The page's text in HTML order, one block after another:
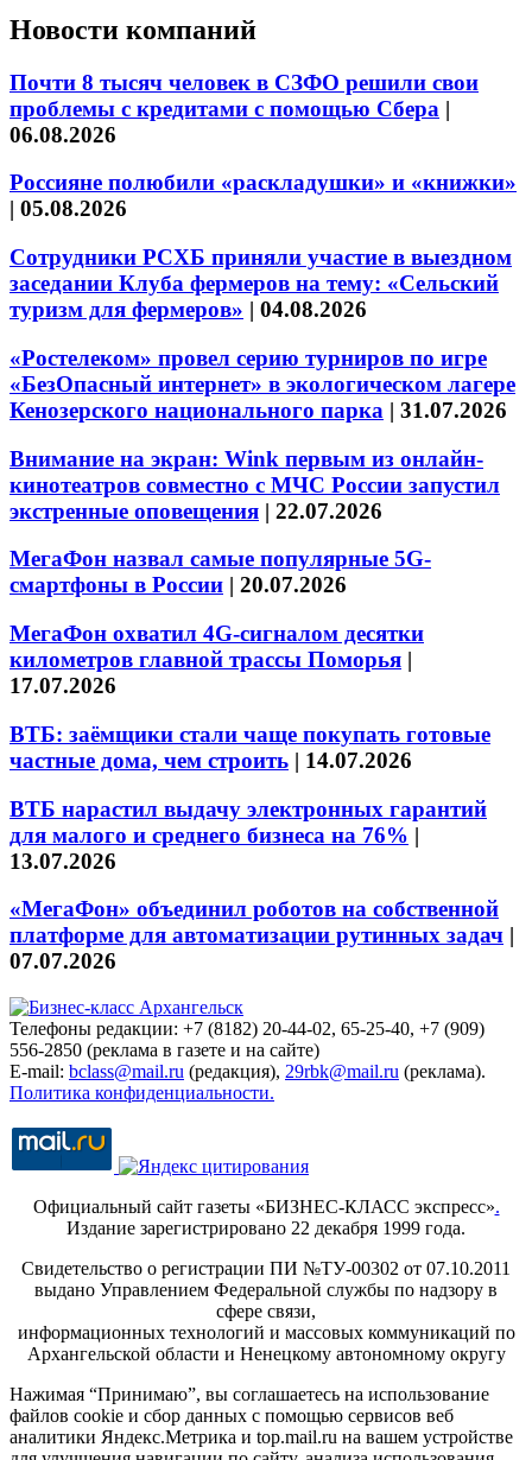
Новости компаний
Почти 8 тысяч человек в СЗФО решили свои
проблемы с кредитами с помощью Сбера |
06.08.2026
Россияне полюбили «раскладушки» и «книжки»
| 05.08.2026
Сотрудники РСХБ приняли участие в выездном
заседании Клуба фермеров на тему: «Сельский
туризм для фермеров» | 04.08.2026
«Ростелеком» провел серию турниров по игре
«БезОпасный интернет» в экологическом лагере
Кенозерского национального парка | 31.07.2026
Внимание на экран: Wink первым из онлайн-
кинотеатров совместно с МЧС России запустил
экстренные оповещения | 22.07.2026
МегаФон назвал самые популярные 5G-
смартфоны в России | 20.07.2026
МегаФон охватил 4G-сигналом десятки
километров главной трассы Поморья |
17.07.2026
ВТБ: заёмщики стали чаще покупать готовые
частные дома, чем строить | 14.07.2026
ВТБ нарастил выдачу электронных гарантий
для малого и среднего бизнеса на 76% |
13.07.2026
«МегаФон» объединил роботов на собственной
платформе для автоматизации рутинных задач |
07.07.2026
Телефоны редакции: +7 (8182) 20-44-02, 65-25-40, +7 (909)
556-2850 (реклама в газете и на сайте)
E-mail: bclass@mail.ru (редакция), 29rbk@mail.ru (реклама).
Политика конфиденциальности.
Официальный сайт газеты «БИЗНЕС-КЛАСС экспресс».
Издание зарегистрировано 22 декабря 1999 года.
Свидетельство о регистрации ПИ №ТУ-00302 от 07.10.2011
выдано Управлением Федеральной службы по надзору в
сфере связи,
информационных технологий и массовых коммуникаций по
Архангельской области и Ненецкому автономному округу
Нажимая “Принимаю”, вы соглашаетесь на использование
файлов cookie и сбор данных с помощью сервисов веб
аналитики Яндекс.Метрика и top.mail.ru на вашем устройстве